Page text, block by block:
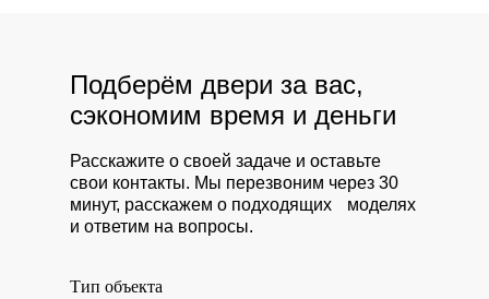
Тип объекта
Расскажите о своей задаче и оставьте
свои контакты. Мы перезвоним через 30
минут, расскажем о подходящих моделях
и ответим на вопросы.
Подберём двери за вас,
сэкономим время и деньги